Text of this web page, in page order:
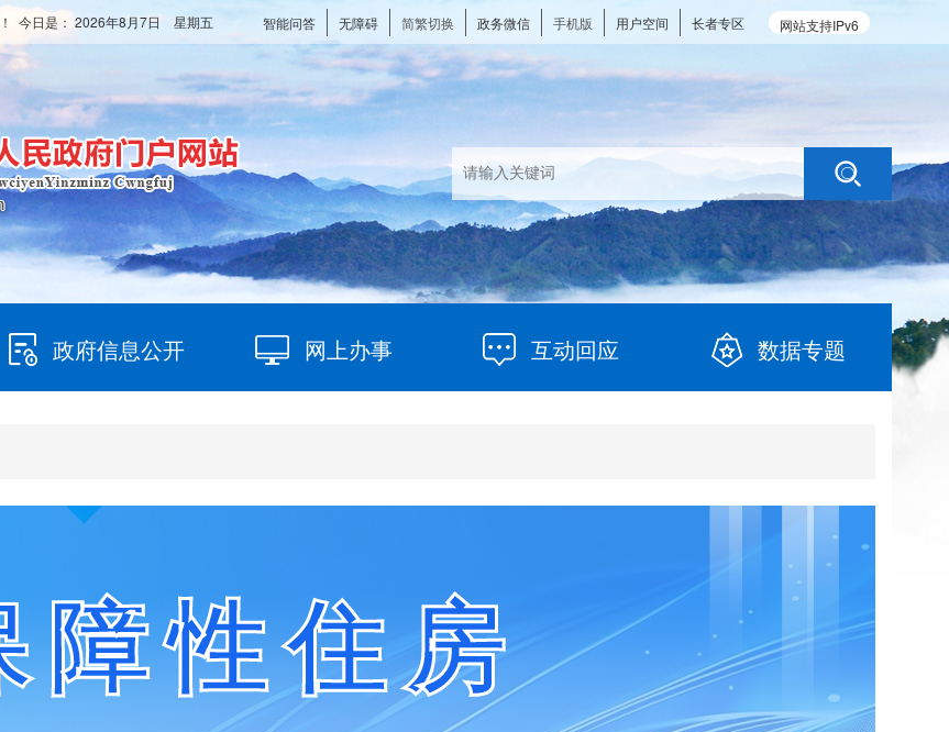
网站支持IPv6
智能问答 无障碍 简繁切换 政务微信 手机版 用户空间 长者专区
今日是： 2026年8月7日 星期五
政府信息公开 网上办事 互动回应 数据专题
障性住房